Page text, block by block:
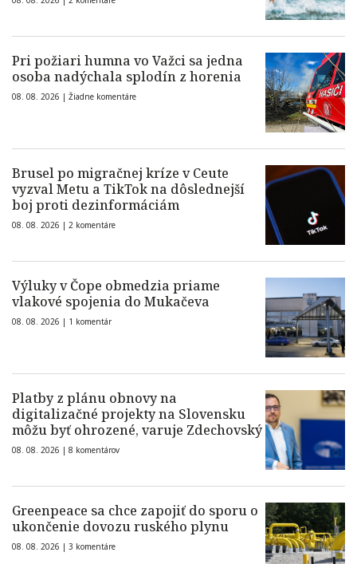
Pri požiari humna vo Važci sa jedna
osoba nadýchala splodín z horenia
08. 08. 2026 | Žiadne komentáre
Brusel po migračnej kríze v Ceute
vyzval Metu a TikTok na dôslednejší
boj proti dezinformáciám
08. 08. 2026 | 2 komentáre
Výluky v Čope obmedzia priame
vlakové spojenia do Mukačeva
08. 08. 2026 | 1 komentár
Platby z plánu obnovy na
digitalizačné projekty na Slovensku
môžu byť ohrozené, varuje Zdechovský
08. 08. 2026 | 8 komentárov
Greenpeace sa chce zapojiť do sporu o
ukončenie dovozu ruského plynu
08. 08. 2026 | 3 komentáre